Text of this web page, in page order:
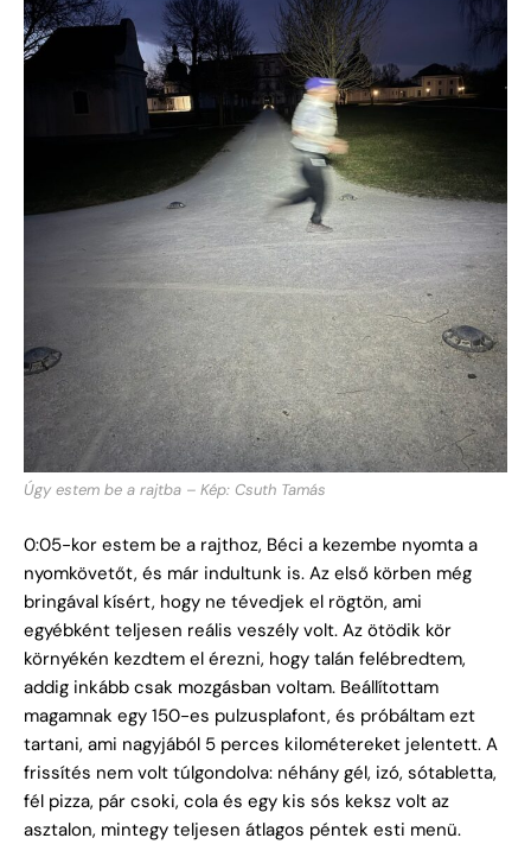
Úgy estem be a rajtba – Kép: Csuth Tamás
0:05-kor estem be a rajthoz, Béci a kezembe nyomta a
nyomkövetőt, és már indultunk is. Az első körben még
bringával kísért, hogy ne tévedjek el rögtön, ami
egyébként teljesen reális veszély volt. Az ötödik kör
környékén kezdtem el érezni, hogy talán felébredtem,
addig inkább csak mozgásban voltam. Beállítottam
magamnak egy 150-es pulzusplafont, és próbáltam ezt
tartani, ami nagyjából 5 perces kilométereket jelentett. A
frissítés nem volt túlgondolva: néhány gél, izó, sótabletta,
fél pizza, pár csoki, cola és egy kis sós keksz volt az
asztalon, mintegy teljesen átlagos péntek esti menü.